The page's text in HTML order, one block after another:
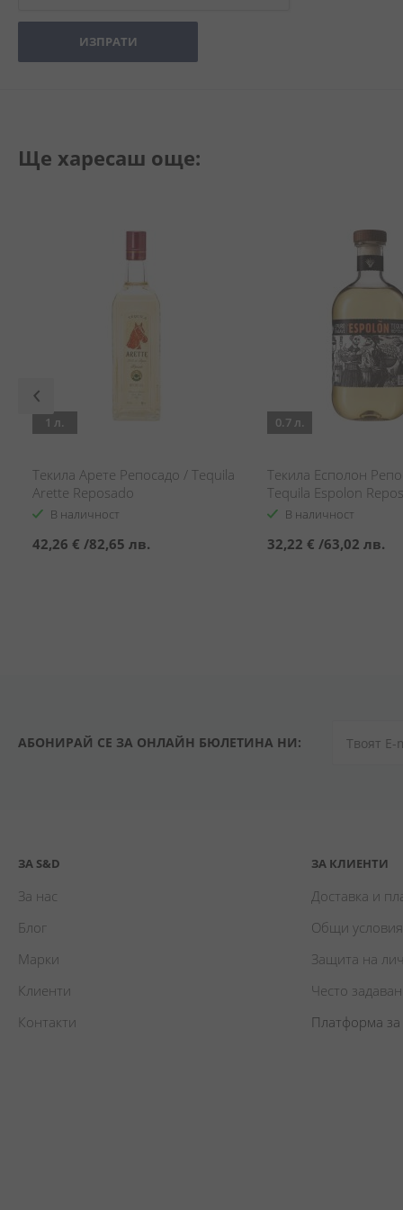
ИЗПРАТИ
Ще харесаш още:
1 л.
Текила Арете Репосадо / Tequila
Arette Reposado
В наличност
42,26 € /82,65 лв.
0.7 л.
Текила Есполон
Tequila Espolon
В наличност
32,22 € /63,02 лв.
АБОНИРАЙ СЕ ЗА ОНЛАЙН БЮЛЕТИНА НИ:
ЗА S&D
За нас
Блог
Марки
Клиенти
Контакти
ЗА КЛИЕНТИ
Доставка и
Общи условия
Защита на
Често
Платформа